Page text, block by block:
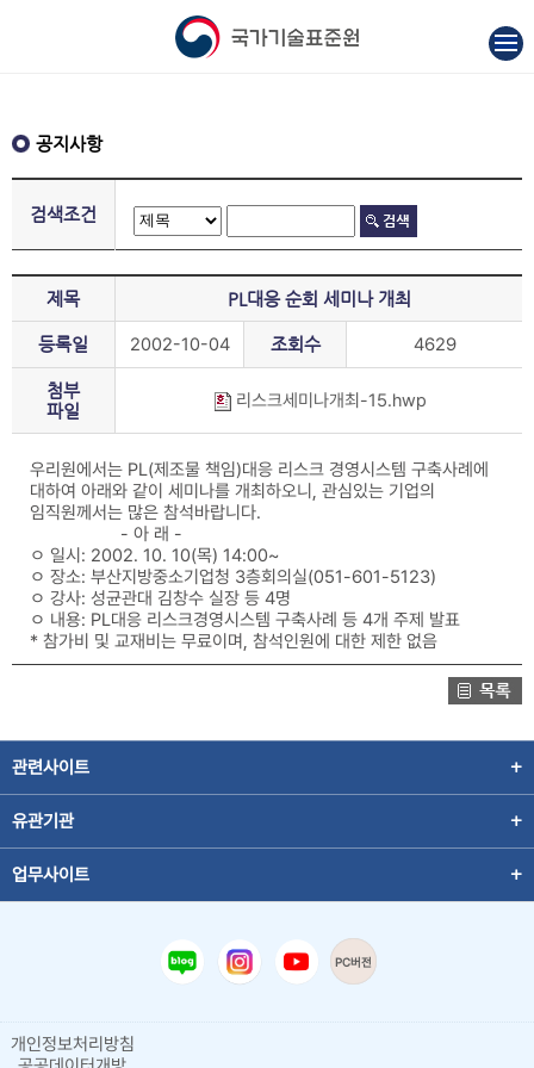
공지사항
검색조건
제목 PL대응 순회 세미나 개최
등록일 2002-10-04 조회수 4629
첨부
파일
리스크세미나개최-15.hwp
우리원에서는 PL(제조물 책임)대응 리스크 경영시스템 구축사례에
대하여 아래와 같이 세미나를 개최하오니, 관심있는 기업의
임직원께서는 많은 참석바랍니다.
- 아 래 -
ㅇ 일시: 2002. 10. 10(목) 14:00~
ㅇ 장소: 부산지방중소기업청 3층회의실(051-601-5123)
ㅇ 강사: 성균관대 김창수 실장 등 4명
ㅇ 내용: PL대응 리스크경영시스템 구축사례 등 4개 주제 발표
* 참가비 및 교재비는 무료이며, 참석인원에 대한 제한 없음
관련사이트
유관기관
업무사이트
PC버전
개인정보처리방침